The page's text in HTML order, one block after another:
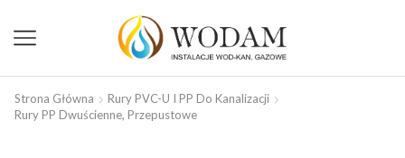
Strona Główna
Rury PVC-U I PP Do Kanalizacji
Rury PP Dwuścienne, Przepustowe